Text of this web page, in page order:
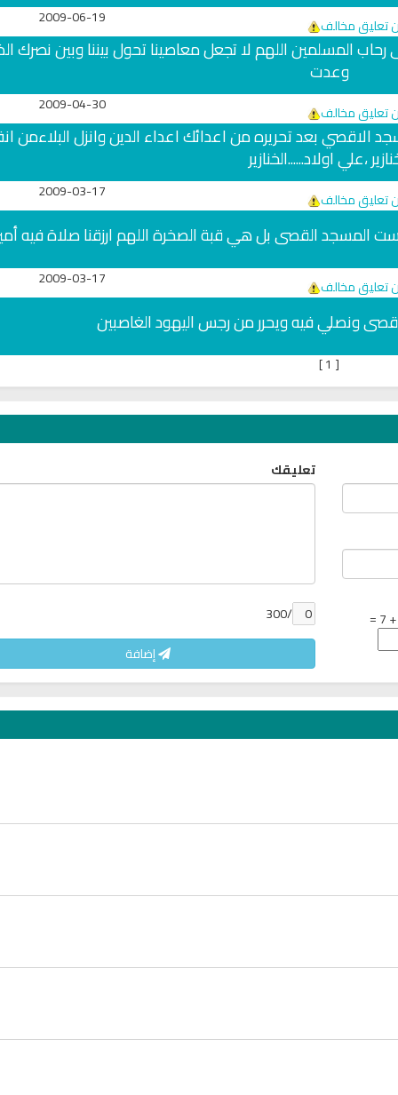
تعليق مخالف 2009-06-19
رحاب المسلمين اللهم لا تجعل معاصينا تحول بيننا وبين نصرك
وعدت
تعليق مخالف 2009-04-30
الاقصي بعد تحريره من اعدائك اعداء الدين وانزل البلاءمن
،علي اولاد......الخنازير
تعليق مخالف 2009-03-17
المسجد القصى بل هي قبة الصخرة اللهم ارزقنا صلاة فيه
تعليق مخالف 2009-03-17
ونصلي فيه ويحرر من رجس اليهود الغاصبين
[
]
تعليقك
/300
إضافة